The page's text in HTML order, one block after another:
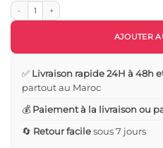
quantité de Lot de 3 Bavoirs beiges en
AJOUTER
✅ Livraison rapide 24H à 48h
partout au Maroc
💰 Paiement à la livraison ou
🔄 Retour facilesous 7 jours